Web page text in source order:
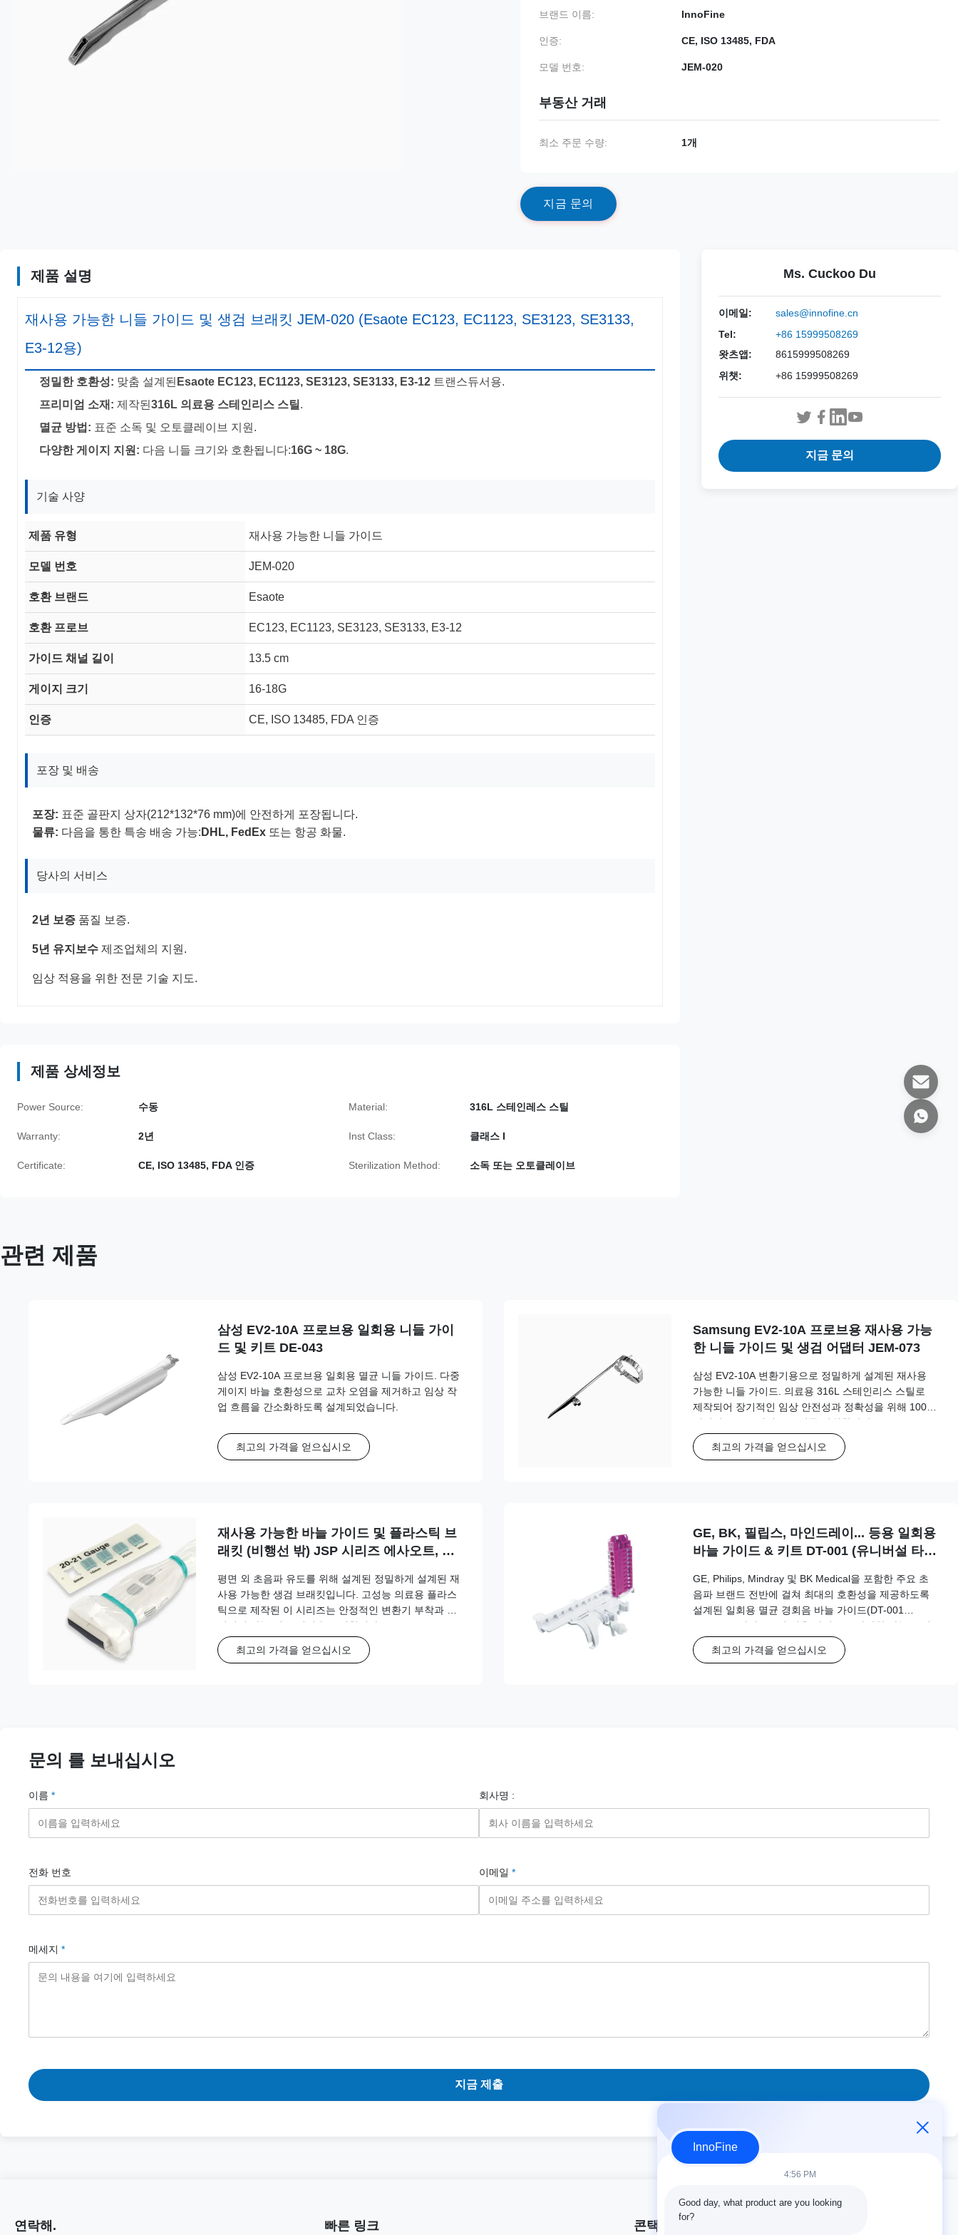
브랜드 이름: InnoFine
인증: CE, ISO 13485, FDA
모델 번호: JEM-020
부동산 거래
최소 주문 수량: 1개
지 금 문의
제품 설명
재사용 가능한 니들 가이드 및 생검 브래킷 JEM-020 (Esaote EC123, EC1123, SE3123, SE3133,
E3-12용)
정밀한 호환성: 맞춤 설계된 Esaote EC123, EC1123, SE3123, SE3133, E3-12 트랜스듀서용.
프리미엄 소재: 제작된 316L 의료용 스테인리스 스틸 .
멸균 방법: 표준 소독 및 오토클레이브 지원.
다양한 게이지 지원: 다음 니들 크기와 호환됩니다:16G ~ 18G.
기술 사양
제품 유형 재사용 가능한 니들 가이드
모델 번호 JEM-020
호환 브랜드 Esaote
호환 프로브 EC123, EC1123, SE3123, SE3133, E3-12
가이드 채널 길이 13.5 cm
게이지 크기 16-18G
인증 CE, ISO 13485, FDA 인증
포장 및 배송
포장: 표준 골판지 상자(212*132*76 mm)에 안전하게 포장됩니다.
물류: 다음을 통한 특송 배송 가능: DHL, FedEx 또는 항공 화물.
당사의 서비스
2년 보증 품질 보증.
5년 유지보수 제조업체의 지원.
임상 적용을 위한 전문 기술 지도.
제품 상세정보
Power Source: 수동 Material: 316L 스테인레스 스틸
Warranty: 2년 Inst Class: 클래스 I
Certificate: CE, ISO 13485, FDA 인증 Sterilization Method: 소독 또는 오토클레이브
Ms. Cuckoo Du
이메일:
sales@innofine.cn
Tel:
+86 15999508269
왓츠앱:
8615999508269
위챗:
+86 15999508269
지금 문의
관련 제품
삼성 EV2-10A 프로브용 일회용 니들 가이
드 및 키트 DE-043
삼성 EV2-10A 프로브용 일회용 멸균 니들 가이드. 다중
게이지 바늘 호환성으로 교차 오염을 제거하고 임상 작
업 흐름을 간소화하도록 설계되었습니다.
최고의 가격을 얻으십시오
Samsung EV2-10A 프로브용 재사용 가능
한 니들 가이드 및 생검 어댑터 JEM-073
삼성 EV2-10A 변환기용으로 정밀하게 설계된 재사용
가능한 니들 가이드. 의료용 316L 스테인리스 스틸로
제작되어 장기적인 임상 안전성과 정확성을 위해 100회
이상의 오토클레이브 주기를 지원합니다.
최고의 가격을 얻으십시오
재사용 가능한 바늘 가이드 및 플라스틱 브
래킷 (비행선 밖) JSP 시리즈 에사오트, 후
삼성, 시멘스, 소노스케이프, 빈노
평면 외 초음파 유도를 위해 설계된 정밀하게 설계된 재
사용 가능한 생검 브래킷입니다. 고성능 의료용 플라스
틱으로 제작된 이 시리즈는 안정적인 변환기 부착과 안
정적인 바늘 경로 정렬을 보장합니다.
최고의 가격을 얻으십시오
GE, BK, 필립스, 마인드레이... 등용 일회용
바늘 가이드 & 키트 DT-001 (유니버설 타
GE, Philips, Mindray 및 BK Medical을 포함한 주요 초
음파 브랜드 전반에 걸쳐 최대의 호환성을 제공하도록
설계된 일회용 멸균 경회음 바늘 가이드(DT-001
Universal 시리즈). 이 범용 가이드는 다양한 바늘 크기
(15G-20G)를 지원합니다.
최고의 가격을 얻으십시오
문의 를 보내십시오
이름 * 회사명 :
전화 번호 이메일 *
메세지 *
지금 제출
연락해. 빠른 링크 콘택트 세목
InnoFine
4:56 PM
Good day, what product are you looking
for?